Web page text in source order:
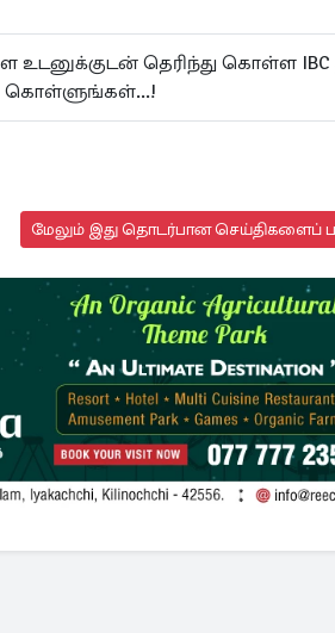
உடனுக்குடன் தெரிந்து கொள்ள IBC
மேலும் இது தொடர்பான செய்திகளைப்